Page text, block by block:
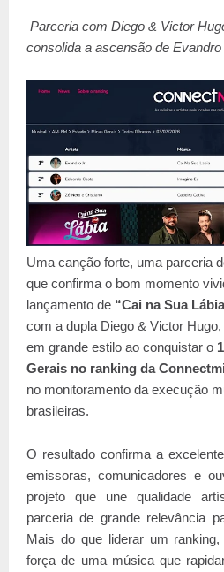
Parceria com Diego & Victor
consolida a ascensão de
Uma canção forte, uma parceria
que confirma o bom momento
lançamento de “Cai na Sua
com a dupla Diego & Victor
em grande estilo ao conquistar o
Gerais no ranking da
no monitoramento da execução
brasileiras.
O resultado confirma a
emissoras, comunicadores e
projeto que une qualidade
parceria de grande relevância
Mais do que liderar um
força de uma música que